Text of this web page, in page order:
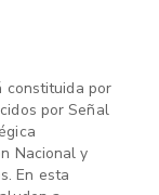
constituida por
por Señal
Nacional y
En esta